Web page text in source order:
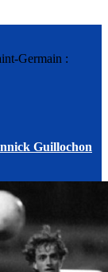
Germain :
Guillochon